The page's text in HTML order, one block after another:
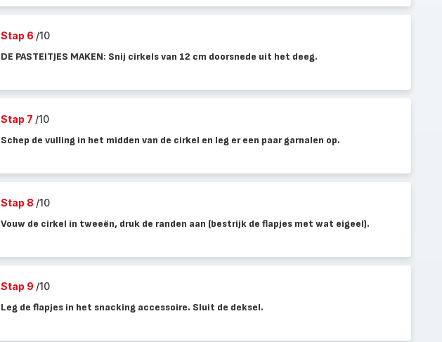
Stap 6 /10
DE PASTEITJES MAKEN: Snij cirkels van 12 cm doorsnede uit het deeg.
Stap 7 /10
Schep de vulling in het midden van de cirkel en leg er een paar garnalen op.
Stap 8 /10
Vouw de cirkel in tweeën, druk de randen aan (bestrijk de flapjes met wat eigeel).
Stap 9 /10
Leg de flapjes in het snacking accessoire. Sluit de deksel.